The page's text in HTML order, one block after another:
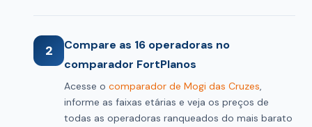
2
Compare as 16 operadoras no
comparador FortPlanos
Acesse o comparador de Mogi das Cruzes,
informe as faixas etárias e veja os preços de
todas as operadoras ranqueados do mais barato